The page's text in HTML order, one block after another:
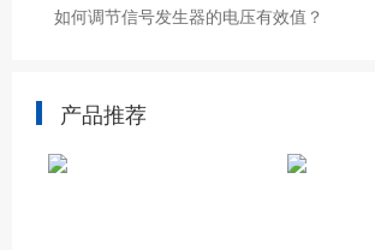
如何调节信号发生器的电压有效值？
产品推荐